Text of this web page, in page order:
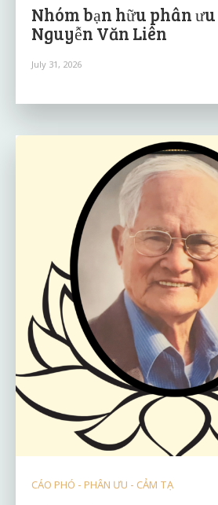
Nhóm bạn hữu phân
Nguyễn Văn Liên
July 31, 2026
CÁO PHÓ - PHÂN ƯU - CẢM TẠ